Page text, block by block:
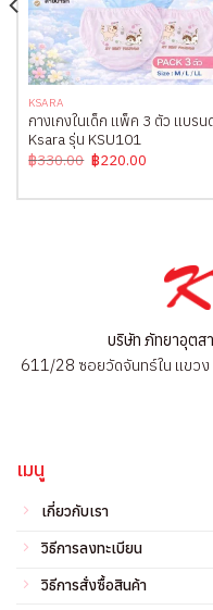
KSARA
กางเกงในเด็ก แพ็ค 3 ตัว แบรน
Ksara รุ่น KSU101
฿330.00 Original
price
฿330.00.
฿220.00
฿220.00.
บริษัท ภัทยาอุตส
611/28 ซอยวัดจันทร์ใน แขวง
เมนู
เกี่ยวกับเรา
วิธีการลงทะเบียน
วิธีการสั่งซื้อสินค้า